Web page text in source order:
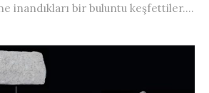
inandıkları bir buluntu keşfettiler....